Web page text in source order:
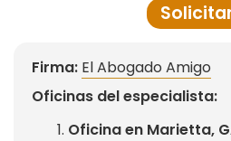
Firma: El Abogado Amigo
Oficinas del especialista:
Oficina en Marietta,